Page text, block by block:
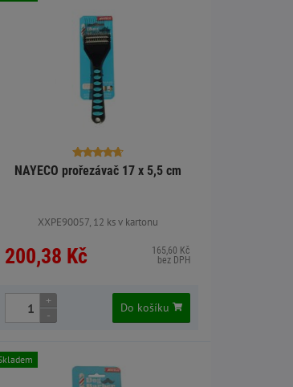
NAYECO prořezávač 17 x 5,5 cm
XXPE90057, 12 ks v kartonu
200,38 Kč
165,60 Kč
bez DPH
+
-
Do košíku